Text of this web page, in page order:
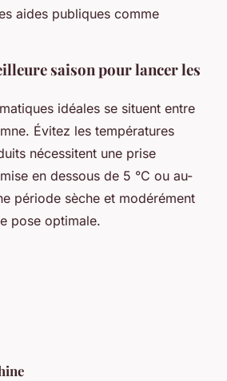
aides publiques comme
saison pour lancer les
idéales se situent entre
Évitez les températures
nécessitent une prise
en dessous de 5 °C ou au-
période sèche et modérément
pose optimale.